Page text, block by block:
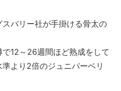
バリー社が手掛ける骨太の
12～26週間ほど熟成をして
より2倍のジュニパーベリ